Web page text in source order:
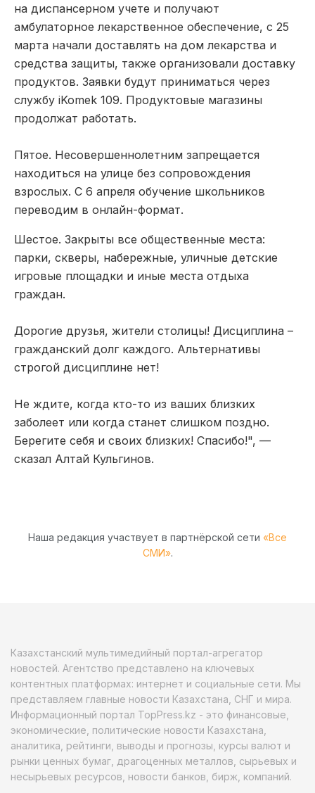
на диспансерном учете и получают
амбулаторное лекарственное обеспечение, с 25
марта начали доставлять на дом лекарства и
средства защиты, также организовали доставку
продуктов. Заявки будут приниматься через
службу iKomek 109. Продуктовые магазины
продолжат работать.
Пятое. Несовершеннолетним запрещается
находиться на улице без сопровождения
взрослых. С 6 апреля обучение школьников
переводим в онлайн-формат.
Шестое. Закрыты все общественные места:
парки, скверы, набережные, уличные детские
игровые площадки и иные места отдыха
граждан.
Дорогие друзья, жители столицы! Дисциплина –
гражданский долг каждого. Альтернативы
строгой дисциплине нет!
Не ждите, когда кто-то из ваших близких
заболеет или когда станет слишком поздно.
Берегите себя и своих близких! Спасибо!", —
сказал Алтай Кульгинов.
Наша редакция участвует в партнёрской сети «Все
СМИ».
Казахстанский мультимедийный портал-агрегатор
новостей. Агентство представлено на ключевых
контентных платформах: интернет и социальные сети. Мы
представляем главные новости Казахстана, СНГ и мира.
Информационный портал TopPress.kz - это финансовые,
экономические, политические новости Казахстана,
аналитика, рейтинги, выводы и прогнозы, курсы валют и
рынки ценных бумаг, драгоценных металлов, сырьевых и
несырьевых ресурсов, новости банков, бирж, компаний.